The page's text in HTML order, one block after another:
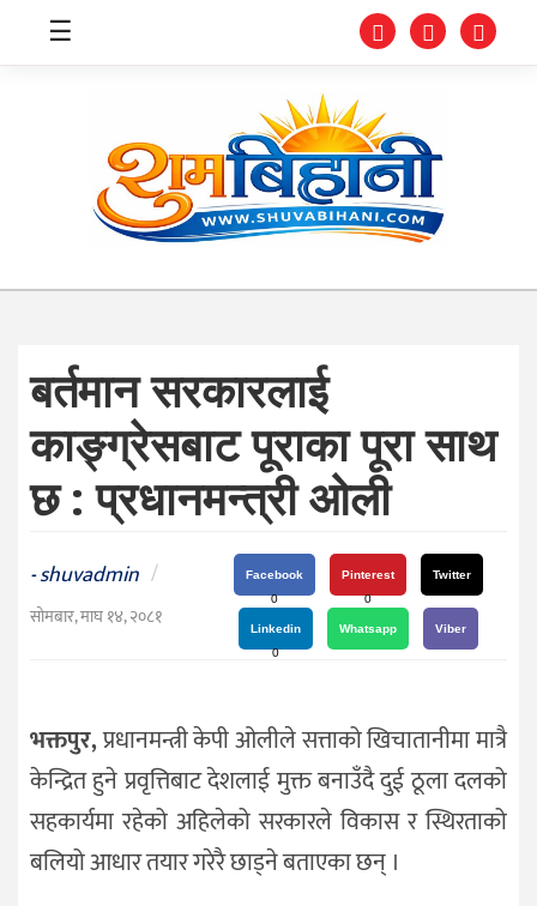
स्वास्थ्य
शिक्षा
संघीय
प्रविधि
जीवनशैली
दर्शन
/
संस्कृति
राजनीति
☰
बर्तमान सरकारलाई
काङ्ग्रेसबाट पूराका पूरा साथ
छ : प्रधानमन्त्री ओली
-shuvadmin /
सोमबार, माघ १४, २०८१
Facebook
0
Pinterest
0
Twitter
Linkedin
0
Whatsapp Viber
भक्तपुर,प्रधानमन्त्री केपी ओलीले सत्ताको खिचातानीमा मात्रै
केन्द्रित हुने प्रवृत्तिबाट देशलाई मुक्त बनाउँदै दुई ठूला दलको
सहकार्यमा रहेको अहिलेको सरकारले विकास र स्थिरताको
बलियो आधार तयार गरेरै छाड्ने बताएका छन् ।